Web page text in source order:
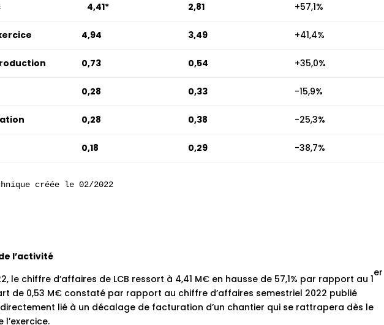
4,41* 2,81 +57,1%
4,94 3,49 +41,4%
0,73 0,54 +35,0%
0,28 0,33 -15,9%
0,28 0,38 -25,3%
0,18 0,29 -38,7%
créée le 02/2022
l’activité
le chiffre d’affaires de LCB ressort à 4,41 M€ en hausse de 57,1% par rapport au 1
er
de 0,53 M€ constaté par rapport au chiffre d’affaires semestriel 2022 publié
lié à un décalage de facturation d’un chantier qui se rattrapera dès le